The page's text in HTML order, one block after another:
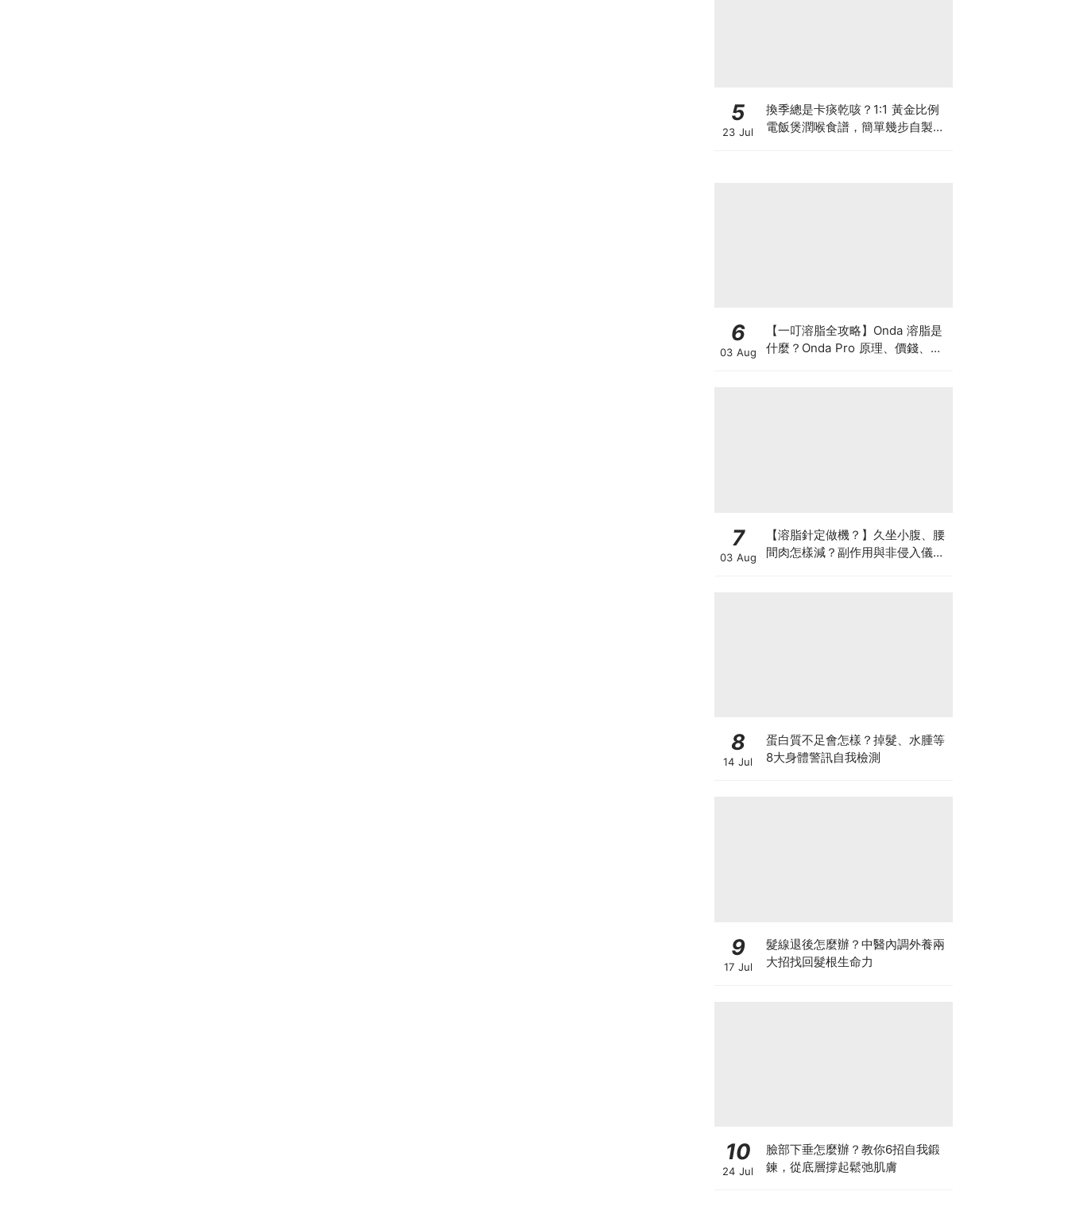
5
23 Jul
換季總是卡痰乾咳？1:1 黃金比例
電飯煲潤喉食譜，簡單幾步自製天
6
03 Aug
【一叮溶脂全攻略】Onda 溶脂是
什麼？Onda Pro 原理、價錢、次
7
03 Aug
【溶脂針定做機？】久坐小腹、腰
間肉怎樣減？副作用與非侵入儀器
8
14 Jul
蛋白質不足會怎樣？掉髮、水腫等
8大身體警訊自我檢測
9
17 Jul
髮線退後怎麼辦？中醫內調外養兩
大招找回髮根生命力
10
24 Jul
臉部下垂怎麼辦？教你6招自我鍛
鍊，從底層撐起鬆弛肌膚